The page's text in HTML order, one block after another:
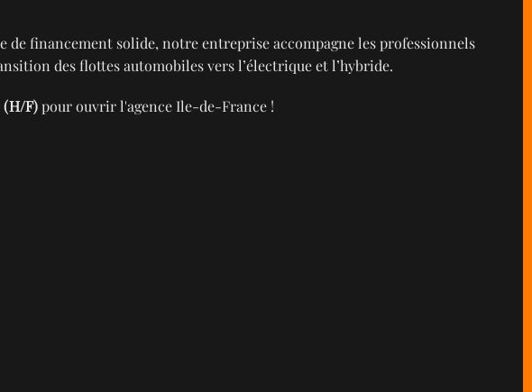
de financement solide, notre entreprise accompagne les professionnels
des flottes automobiles vers l’électrique et l’hybride.
(H/F)pour ouvrir l'agence Ile-de-France !